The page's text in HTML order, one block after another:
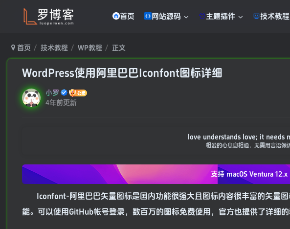
首页 网站源码 主题插件 技术教程
首页 技术教程 WP教程 正文
WordPress使用阿里巴巴Iconfont图标详细
小罗
4年前更新
love understands love; it needs
相爱的心息息相通，无需用言语倾
支持 macOSVentura 12.x
Iconfont-阿里巴巴矢量图标是国内功能很强大且图标内容很丰富的矢量
能。可以使用GitHub帐号登录，数百万的图标免费使用，官方也提供了详细